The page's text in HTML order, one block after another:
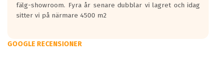
fälg-showroom. Fyra år senare dubblar vi lagret och idag
sitter vi på närmare 4500 m2
GOOGLE RECENSIONER